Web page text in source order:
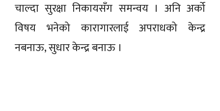
चाल्दा सुरक्षा निकायसँग समन्वय । अनि अर्को
विषय भनेको कारागारलाई अपराधको केन्द्र
नबनाऊ, सुधार केन्द्र बनाऊ ।